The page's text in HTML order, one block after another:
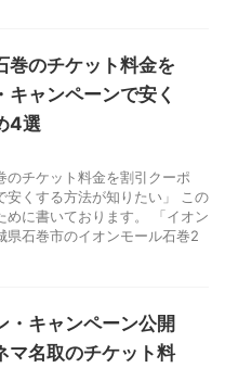
巻のチケット料金を
キャンペーンで安く
4選
のチケット料金を割引クーポ
安くする方法が知りたい」 この
めに書いております。 「イオン
県石巻市のイオンモール石巻2
・キャンペーン公開
マ名取のチケット料